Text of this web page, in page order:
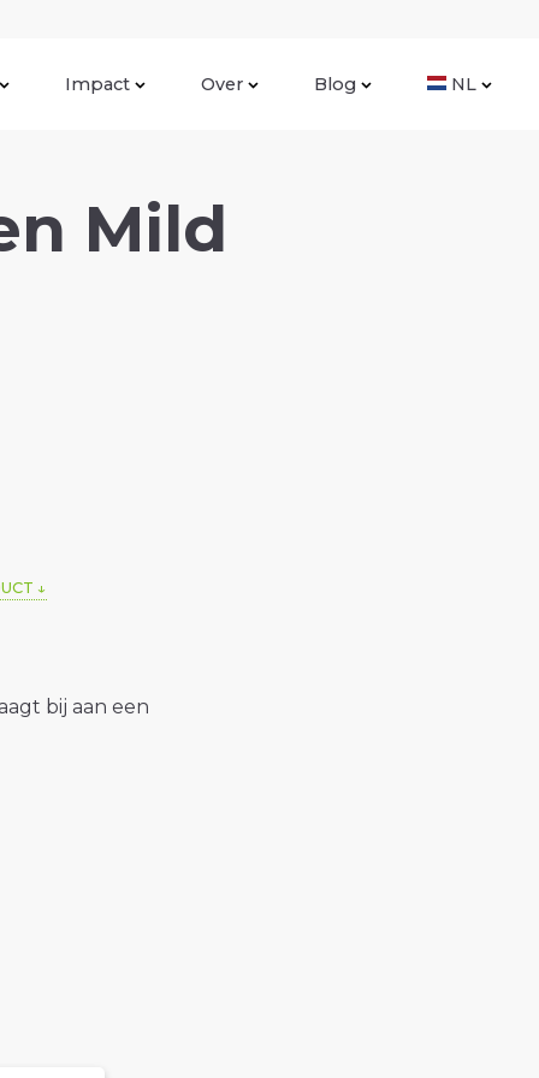
Impact Over Blog NL
Mild
bij aan een